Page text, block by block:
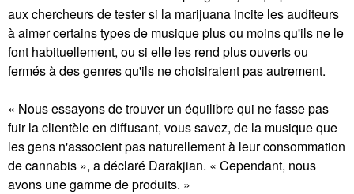
aux chercheurs de tester si la marijuana incite les auditeurs
à aimer certains types de musique plus ou moins qu'ils ne le
font habituellement, ou si elle les rend plus ouverts ou
fermés à des genres qu'ils ne choisiraient pas autrement.
« Nous essayons de trouver un équilibre qui ne fasse pas
fuir la clientèle en diffusant, vous savez, de la musique que
les gens n'associent pas naturellement à leur consommation
de cannabis », a déclaré Darakjian. « Cependant, nous
avons une gamme de produits. »